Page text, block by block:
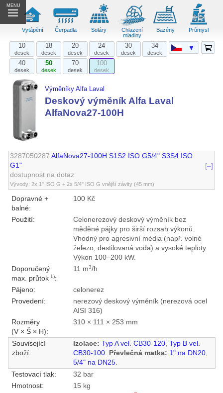
MENU
Vytápění Čerpadla Soláry
Chlazení
mladiny
Bazény Průmysl
10
desek
18
desek
20
desek
24
desek
30
desek
34
desek
40
desek
50
desek
70
desek
100
desek
Výměníky Alfa Laval
Deskový výměník Alfa Laval
AlfaNova27-100H
3287050287 AlfaNova27-100H S1S2 ISO G5/4" S3S4 ISO
G1"
[–]
dostupnost na dotaz
Vývody: 2x 1" ISO G + 2x 5/4" ISO G vnější závity (45 mm)
Dopravné +
balné:
100 Kč
Použití:
Celonerezový deskový výměník bez
měděné pájky pro širší rozsah výkonů.
Vhodný pro agresivní média (např. volné
železo, destilovaná voda) a vysoké teploty.
Výkon 100–200 kW.
Doporučený
max. průtok1):
11 m3/h
Pájeno:
celonerez
Provedení:
nerezový deskový výměník (nerezová ocel
AISI 316)
Rozměry
(V × Š × H):
310 × 111 × 253 mm
Související
zboží:
Izolace: Typ A vel. CB30-120, Typ B vel.
CB30-100. Převlečná matka: 1" na DN20,
5/4" na DN25.
Testovací tlak:
32 bar
Hmotnost:
15 kg
▼